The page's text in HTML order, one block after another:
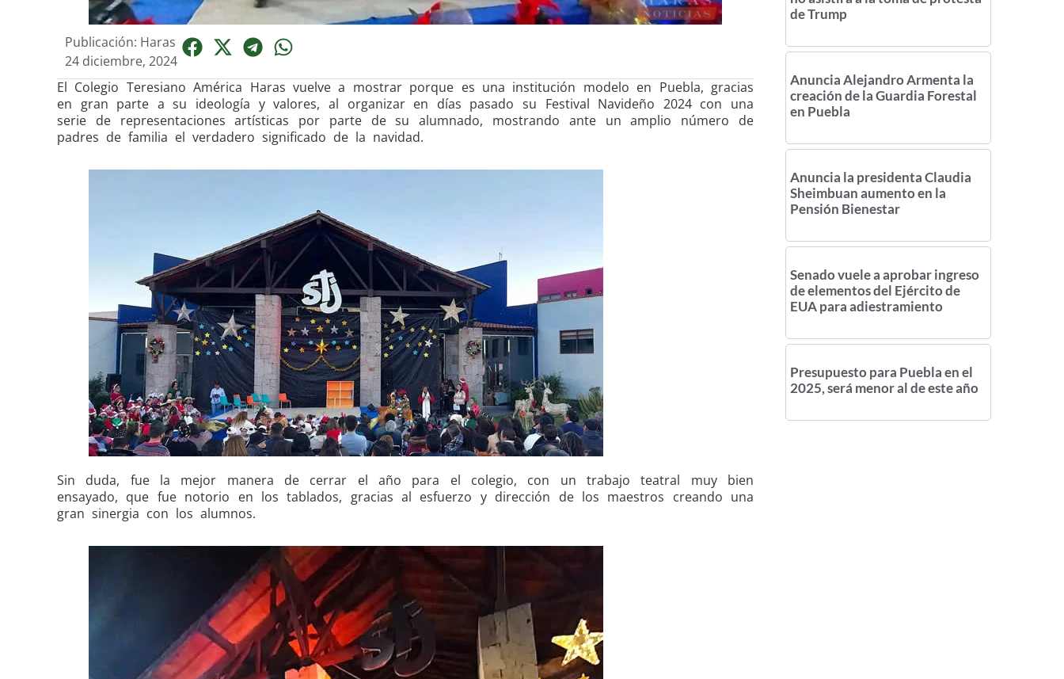
Publicación: Haras
24 diciembre, 2024
El Colegio Teresiano América Haras vuelve a mostrar porque es una institución modelo en Puebla, gracias
en gran parte a su ideología y valores, al organizar en días pasado su Festival Navideño 2024 con una
serie de representaciones artísticas por parte de su alumnado, mostrando ante un amplio número de
padres de familia el verdadero significado de la navidad.
Sin duda, fue la mejor manera de cerrar el año para el colegio, con un trabajo teatral muy bien
ensayado, que fue notorio en los tablados, gracias al esfuerzo y dirección de los maestros creando una
gran sinergia con los alumnos.
de Trump
Anuncia Alejandro Armenta la
creación de la Guardia Forestal
en Puebla
Anuncia la presidenta Claudia
Sheimbuan aumento en la
Pensión Bienestar
Senado vuele a aprobar ingreso
de elementos del Ejército de
EUA para adiestramiento
Presupuesto para Puebla en el
2025, será menor al de este año